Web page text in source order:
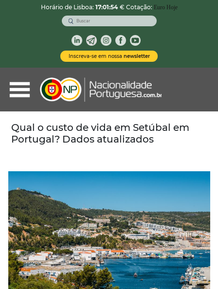
Horário de Lisboa: 17:01:55 € Cotação: Euro Hoje
Inscreva-se em nossa newsletter
Nacionalidade Portuguesa
Vistos de Residência
Imóveis em Portugal
Demais Serviços
Vistos Temporários
Qual o custo de vida em Setúbal em
Portugal? Dados atualizados